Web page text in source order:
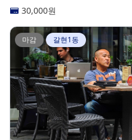
30,000원
마감 갈현1동